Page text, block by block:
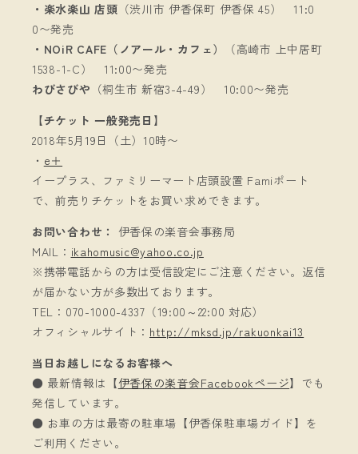
・楽水楽山 店頭 （渋川市 伊香保町 伊香保 45） 11:0
0〜発売
・NOiR CAFE（ノアール・カフェ）
（高崎市 上中居町
1538-1-C） 11:00〜発売
わびさびや （桐生市 新宿3-4-49） 10:00〜発売
【チケット 一般発売日】
2018年5月19日（土）10時〜
・ e＋
イープラス、ファミリーマート店頭設置 Famiポート
で、前売りチケットをお買い求めできます。
お問い合わせ： 伊香保の楽音会事務局
MAIL： ikahomusic@yahoo.co.jp
※携帯電話からの方は受信設定にご注意ください。返信
が届かない方が多数出ております。
TEL：070-1000-4337（19:00～22:00 対応）
オフィシャルサイト： http://mksd.jp/rakuonkai13
当日お越しになるお客様へ
● 最新情報は【伊香保の楽音会Facebookページ】でも
発信しています。
● お車の方は最寄の駐車場【伊香保駐車場ガイド】を
ご利用ください。